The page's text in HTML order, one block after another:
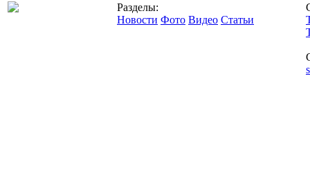
Разделы:
Новости Фото Видео Статьи